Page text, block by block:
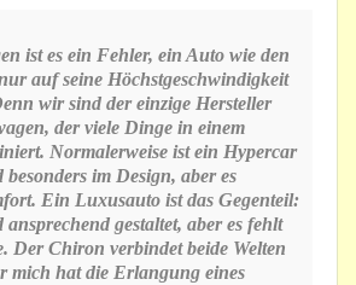
ist es ein Fehler, ein Auto wie den
auf seine Höchstgeschwindigkeit
wir sind der einzige Hersteller
der viele Dinge in einem
Normalerweise ist ein Hypercar
im Design, aber es
Ein Luxusauto ist das Gegenteil:
gestaltet, aber es fehlt
Der Chiron verbindet beide Welten
mich hat die Erlangung eines